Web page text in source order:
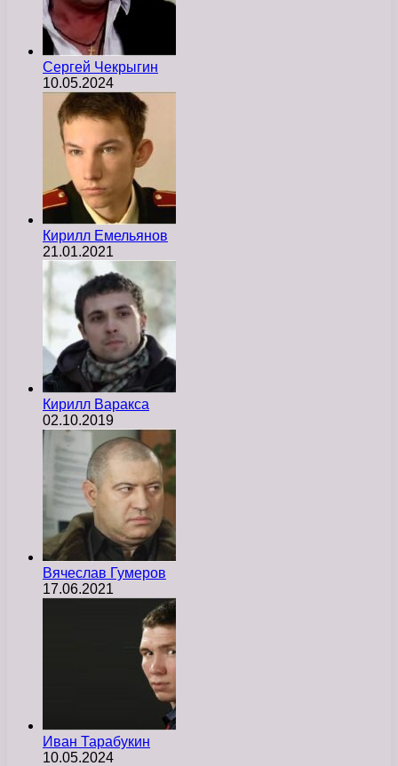
Сергей Чекрыгин
10.05.2024
Кирилл Емельянов
21.01.2021
Кирилл Варакса
02.10.2019
Вячеслав Гумеров
17.06.2021
Иван Тарабукин
10.05.2024